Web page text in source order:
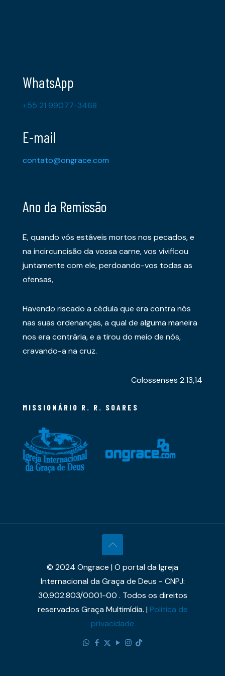
WhatsApp
+55 21 99077-3468
E-mail
contato@ongrace.com
Ano da Remissão
E, quando vós estáveis mortos nos pecados, e
na incircuncisão da vossa carne, vos vivificou
juntamente com ele, perdoando-vos todas as
ofensas,
Havendo riscado a cédula que era contra nós
nas suas ordenanças, a qual de alguma maneira
nos era contrária, e a tirou do meio de nós,
cravando-a na cruz.
Colossenses 2.13,14
MISSIONÁRIO R. R. SOARES
© 2024 Ongrace | O portal da Igreja
Internacional da Graça de Deus - CNPJ:
30.902.803/0001-00 . Todos os direitos
reservados Graça Multimídia. |Política de
privacidade